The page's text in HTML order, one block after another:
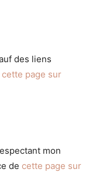
des liens
cette page sur
mon
de cette page sur